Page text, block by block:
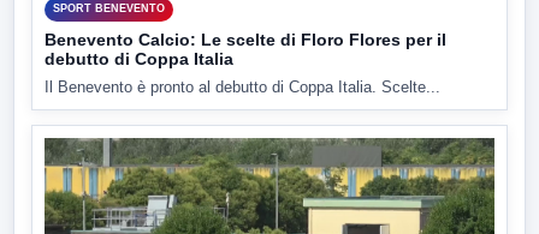
SPORT BENEVENTO
Benevento Calcio: Le scelte di Floro Flores per il
debutto di Coppa Italia
Il Benevento è pronto al debutto di Coppa Italia. Scelte...